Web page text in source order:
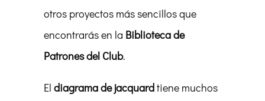
otros proyectos más sencillos que
encontrarás en la Biblioteca de
Patrones del Club.
El diagrama de jacquardtiene muchos